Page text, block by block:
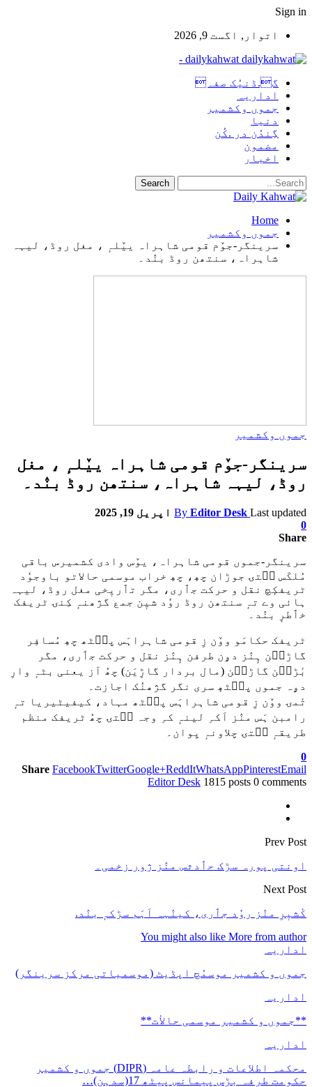
Sign in
اتوار, اگست 9, 2026
dailykahwat -
گ.ڈنیُک صفہ
اداریہ
جموں وکشمیر
دنیا
گِندُن در .کُن
مضمون
اخبار
Home
جموں وکشمیر
سرینگر-جوٚم قومی شاہراہ ییٚلہٕ ، مغل روڈ، لیہہ
شاہراہ، سنتھن روڈ بنٛد۔
جموں وکشمیر
سرینگر-جوٚم قومی شاہراہ ییٚلہٕ ، مغل
روڈ، لیہہ شاہراہ، سنتھن روڈ بنٛد۔
By Editor Desk Last updated
اپریل 19, 2025
0
Share
سرینگر-جموں قومی شاہراہ، یوٚس وادی کشمیرس باقی
مُلکَس سۭتۍ جوڑان چھِ، چھِ خراب موسمی حالاتو باوجوٗد
ٹریفکٕچ نقل و حرکت جٲری، مگر تٲریٖخی مغل روڈ، لیہہ
ہائی وے تہٕ سنتھن روڈ روٗد شیٖن جمع گژھنہٕ کِنۍ ٹریفک
خٲطرٕ بنٛد۔
ٹریفک حکامَو ووٚن زِ قومی شاہراہَس پٮ۪ٹھ چھِ مُسافِر
گاڑٮ۪ن ہٕنٛز دۄن طرفن ہٕنٛز نقل و حرکت جٲری، مگر
بٔڑٮ۪ن گاڑٮ۪ن (مال بردار گاڑِیَن) چھُ آز یعنی بٹہٕ وارِ
دۄہ جموں پٮ۪ٹھٕ سری نگر گژھنُک اجازت۔
تٔمۍ ووٚن زِ قومی شاہراہَس پٮ۪ٹھ مہاد، کیفیٹیریا تہٕ
رامبن ہَس منٛز اَکہِ لینہٕ کہِ وجہ سۭتۍ چھُ ٹریفک منظم
طریقہٕ سۭتۍ چلاونہٕ یِوان۔
0
Share FacebookTwitterGoogle+ReddItWhatsAppPinterestEmail
Editor Desk 1815 posts 0 comments
Prev Post
اونتی پورہ سڑک حٲدثس منٛز ژور زخمی۔
Next Post
کٔشیٖرِ منٛز روٗد جٲری، کینٛہہ اَہَم سڑکہٕ بنٛد.
You might also like More from author
اداریہ
جموں و کشمیر موسمُچ اپڈیٹ (موسمیاتی مرکز سرینگر)
اداریہ
**جموں و كشمیر موسمی حالأت**
اداریہ
محکمہ اطلاعات و رابطہ عامہ (DIPR) جموں و کشمیر
حکومت طرفہ بڑس پیمانس پیٹھ 17(سدہن)…